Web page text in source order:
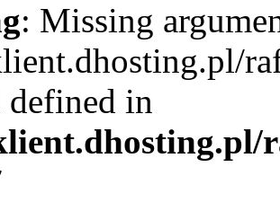
: Missing
defined in